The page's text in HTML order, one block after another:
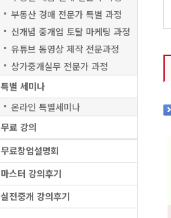
부동산 경매 전문가 특별 과정
신개념 중개업 토탈 마케팅 과정
유튜브 동영상 제작 전문과정
상가중개실무 전문가 과정
특별 세미나
온라인 특별세미나
무료 강의
무료창업설명회
마스터 강의후기
실전중개 강의후기